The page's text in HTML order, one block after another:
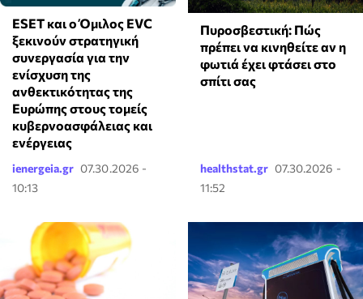
ESET και ο Όμιλος EVC
ξεκινούν στρατηγική
συνεργασία για την
ενίσχυση της
ανθεκτικότητας της
Ευρώπης στους τομείς
κυβερνοασφάλειας και
ενέργειας
ienergeia.gr 07.30.2026 -
10:13
Πυροσβεστική: Πώς
πρέπει να κινηθείτε αν η
φωτιά έχει φτάσει στο
σπίτι σας
healthstat.gr 07.30.2026 -
11:52